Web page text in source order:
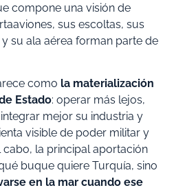
compone una visión de
sus escoltas, sus
su ala aérea forman parte de
como la materialización
Estado: operar más lejos,
mejor su industria y
visible de poder militar y
cabo, la principal aportación
buque quiere Turquía, sino
en la mar cuando ese